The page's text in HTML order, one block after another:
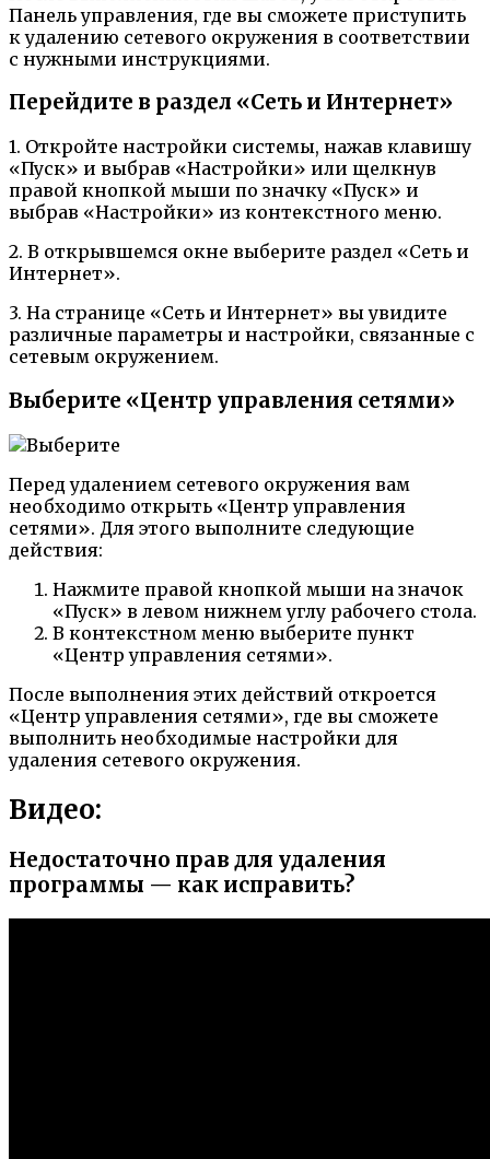
Панель управления, где вы сможете приступить
к удалению сетевого окружения в соответствии
с нужными инструкциями.
Перейдите в раздел «Сеть и Интернет»
1. Откройте настройки системы, нажав клавишу
«Пуск» и выбрав «Настройки» или щелкнув
правой кнопкой мыши по значку «Пуск» и
выбрав «Настройки» из контекстного меню.
2. В открывшемся окне выберите раздел «Сеть и
Интернет».
3. На странице «Сеть и Интернет» вы увидите
различные параметры и настройки, связанные с
сетевым окружением.
Выберите «Центр управления сетями»
Перед удалением сетевого окружения вам
необходимо открыть «Центр управления
сетями». Для этого выполните следующие
действия:
Нажмите правой кнопкой мыши на значок
«Пуск» в левом нижнем углу рабочего стола.
В контекстном меню выберите пункт
«Центр управления сетями».
После выполнения этих действий откроется
«Центр управления сетями», где вы сможете
выполнить необходимые настройки для
удаления сетевого окружения.
Видео:
Недостаточно прав для удаления
программы — как исправить?